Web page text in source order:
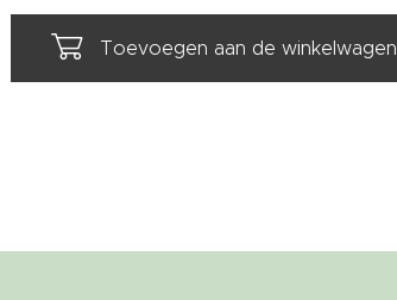
Toevoegen aan de winkelwagen